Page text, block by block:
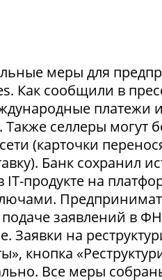
меры для
Как сообщили в
платежи
Также селлеры могут
(карточки
Банк сохранил
IT-продукте на
заявлений в
Заявки на
кнопка
Все меры